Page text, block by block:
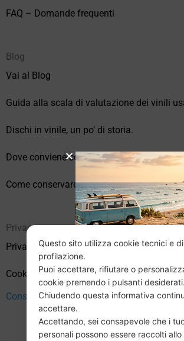
FAQ – Domande frequenti
Blog
Vai al Blog
Guida alla scala di valutazione dei vinili
Dischi in vinile, un po’ di storia.
Dove conviene comprare vinili online?
Come conservare correttamente i vinili
Privacy
Privacy Policy
Cookie Policy (UE)
Consenso
Questo sito utilizza cookie tecnici e di
profilazione.
Puoi accettare, rifiutare o
cookie premendo i pulsanti desiderati.
Chiudendo questa informativa
accettare.
Accettando, sei consapevole che i
personali possono essere raccolti